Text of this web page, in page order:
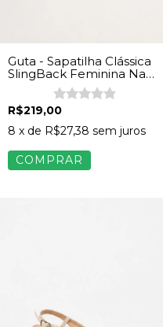
Guta - Sapatilha Clássica
SlingBack Feminina Napa
Off White
R$219,00
8 x de R$27,38 sem juros
COMPRAR